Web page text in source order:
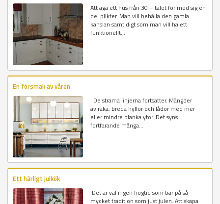
Att äga ett hus från 30 – talet för med sig en
del plikter. Man vill behålla den gamla
känslan samtidigt som man vill ha ett
funktionellt...
En försmak av våren
De strama linjerna fortsätter. Mängder
av raka, breda hyllor och lådor med mer
eller mindre blanka ytor. Det syns
fortfarande många...
Ett härligt julkök
Det är väl ingen högtid som bär på så
mycket tradition som just julen. Att skapa